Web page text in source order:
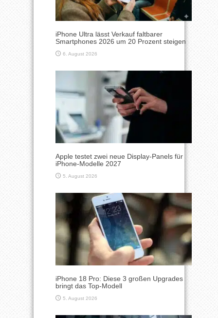
iPhone Ultra lässt Verkauf faltbarer
Smartphones 2026 um 20 Prozent steigen
6. August 2026
Apple testet zwei neue Display-Panels für
iPhone-Modelle 2027
5. August 2026
iPhone 18 Pro: Diese 3 großen Upgrades
bringt das Top-Modell
5. August 2026